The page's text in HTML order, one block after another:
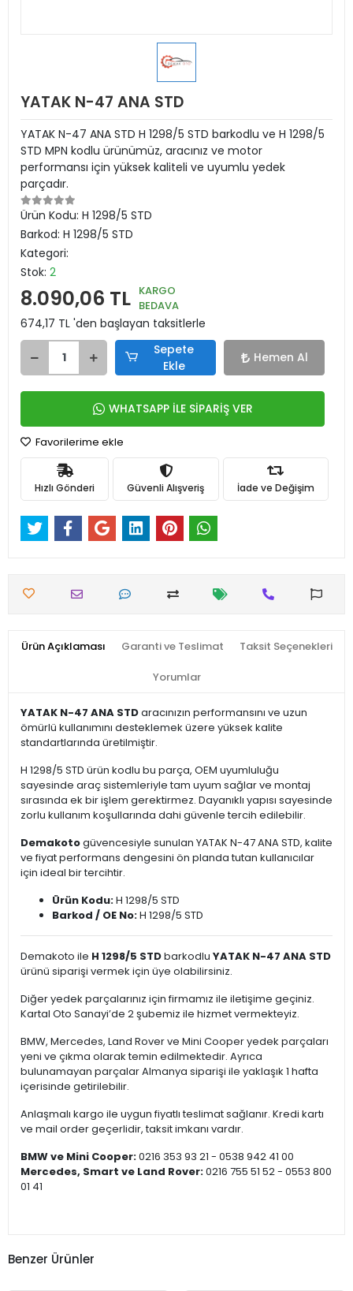
YATAK N-47 ANA STD
YATAK N-47 ANA STD H 1298/5 STD barkodlu ve H 1298/5
STD MPN kodlu ürünümüz, aracınız ve motor
performansı için yüksek kaliteli ve uyumlu yedek
parçadır.
Ürün Kodu: H 1298/5 STD
Barkod: H 1298/5 STD
Kategori:
Stok: 2
8.090,06 TL KARGO
BEDAVA
674,17 TL 'den başlayan taksitlerle
Sepete
Ekle
Hemen Al
WHATSAPP İLE SİPARİŞ VER
Favorilerime ekle
Hızlı Gönderi Güvenli Alışveriş İade ve Değişim
Ürün Açıklaması Garanti ve Teslimat Taksit Seçenekleri
Yorumlar
YATAK N-47 ANA STDaracınızın performansını ve uzun
ömürlü kullanımını desteklemek üzere yüksek kalite
standartlarında üretilmiştir.
H 1298/5 STD ürün kodlu bu parça, OEM uyumluluğu
sayesinde araç sistemleriyle tam uyum sağlar ve montaj
sırasında ek bir işlem gerektirmez. Dayanıklı yapısı sayesinde
zorlu kullanım koşullarında dahi güvenle tercih edilebilir.
Demakotogüvencesiyle sunulan YATAK N-47 ANA STD, kalite
ve fiyat performans dengesini ön planda tutan kullanıcılar
için ideal bir tercihtir.
Ürün Kodu:H 1298/5 STD
Barkod / OE No:H 1298/5 STD
Demakoto ile H 1298/5 STDbarkodlu YATAK N-47 ANA STD
ürünü siparişi vermek için üye olabilirsiniz.
Diğer yedek parçalarınız için firmamız ile iletişime geçiniz.
Kartal Oto Sanayi’de 2 şubemiz ile hizmet vermekteyiz.
BMW, Mercedes, Land Rover ve Mini Cooper yedek parçaları
yeni ve çıkma olarak temin edilmektedir. Ayrıca
bulunamayan parçalar Almanya siparişi ile yaklaşık 1 hafta
içerisinde getirilebilir.
Anlaşmalı kargo ile uygun fiyatlı teslimat sağlanır. Kredi kartı
ve mail order geçerlidir, taksit imkanı vardır.
BMW ve Mini Cooper:0216 353 93 21 - 0538 942 41 00
Mercedes, Smart ve Land Rover:0216 755 51 52 - 0553 800
01 41
Benzer Ürünler